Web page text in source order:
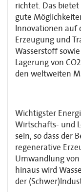
richtet. Das
gute
Innovationen auf
Erzeugung und
Wasserstoff
Lagerung von
den weltweiten
Wichtigster
Wirtschafts- und
sein, so dass der
regenerative
Umwandlung
hinaus wird
der